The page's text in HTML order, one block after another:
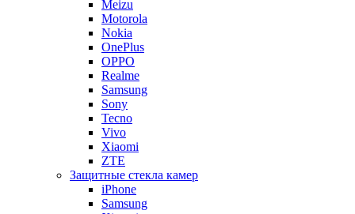
Meizu
Motorola
Nokia
OnePlus
OPPO
Realme
Samsung
Sony
Tecno
Vivo
Xiaomi
ZTE
Защитные стекла камер
iPhone
Samsung